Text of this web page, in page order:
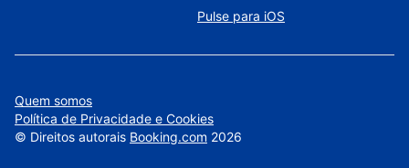
Pulse para iOS
Quem somos
Política de Privacidade e Cookies
© Direitos autorais Booking.com 2026